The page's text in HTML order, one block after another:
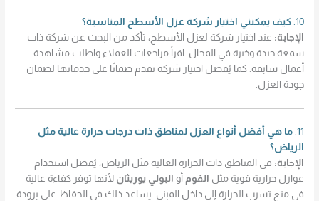
10. كيف يمكنني اختيار شركة عزل الأسطح المناسبة؟
الإجابة: عند اختيار شركة لعزل الأسطح، تأكد من البحث عن شركة ذات
سمعة جيدة وخبرة في المجال. اقرأ مراجعات العملاء واطلب مشاهدة
أعمال سابقة. كما يُفضل اختيار شركة تقدم ضمانًا على خدماتها لضمان
جودة العزل.
11. ما هي أفضل أنواع العزل لمناطق ذات درجات حرارة عالية مثل
الرياض؟
الإجابة: في المناطق ذات الحرارة العالية مثل الرياض، يُفضل استخدام
عوازل حرارية قوية مثل الفوم أو البولي يوريثان لأنها توفر كفاءة عالية
في منع تسرب الحرارة إلى داخل المبنى. يساعد ذلك في الحفاظ على برودة